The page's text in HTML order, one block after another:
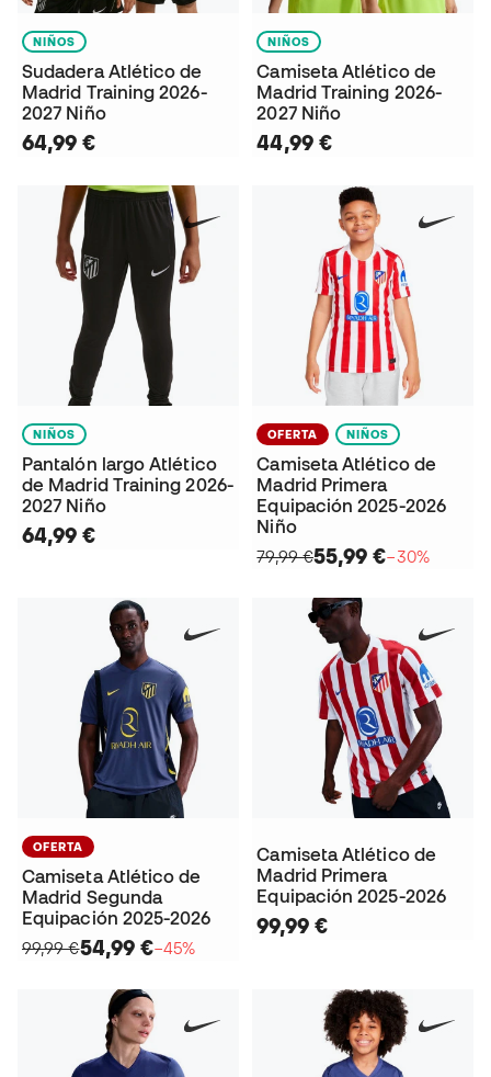
NIÑOS
Sudadera Atlético de
Madrid Training 2026-
2027 Niño
64,99 €
NIÑOS
Camiseta Atlético de
Madrid Training 2026-
2027 Niño
44,99 €
NIÑOS
Pantalón largo Atlético
de Madrid Training 2026-
2027 Niño
64,99 €
OFERTA NIÑOS
Camiseta Atlético de
Madrid Primera
Equipación 2025-2026
Niño
79,99 €55,99 €−30%
OFERTA
Camiseta Atlético de
Madrid Segunda
Equipación 2025-2026
99,99 €54,99 €−45%
Camiseta Atlético de
Madrid Primera
Equipación 2025-2026
99,99 €